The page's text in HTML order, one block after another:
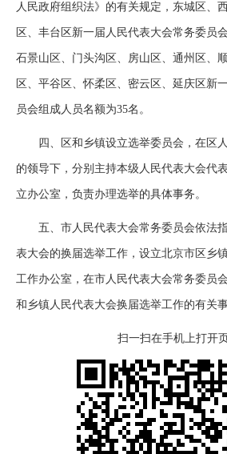
人民政府组织法》的有关规定，东城区、
区、丰台区新一届人民代表大会常务委员
石景山区、门头沟区、房山区、通州区、
区、平谷区、怀柔区、密云区、延庆区新
员会组成人员名额为35名。
四、区和乡镇设立选举委员会，在区人
的领导下，分别主持本级人民代表大会代
立办公室，负责办理选举的具体事务。
五、市人民代表大会常务委员会依法
表大会的换届选举工作，设立北京市区乡
工作办公室，在市人民代表大会常务委员
和乡镇人民代表大会换届选举工作的有关事
扫一扫在手机上打开